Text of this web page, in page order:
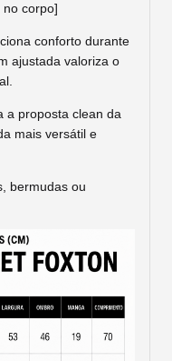
corpo]
conforto durante
ajustada valoriza o
a proposta clean da
mais versátil e
bermudas ou